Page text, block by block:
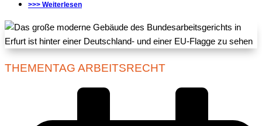
>>> Weiterlesen
THEMENTAG ARBEITSRECHT